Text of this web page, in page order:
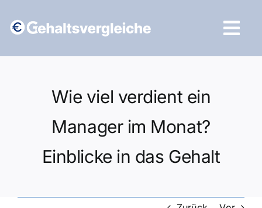
Inhalt
Wie viel verdient ein
Manager im Monat?
Einblicke in das Gehalt